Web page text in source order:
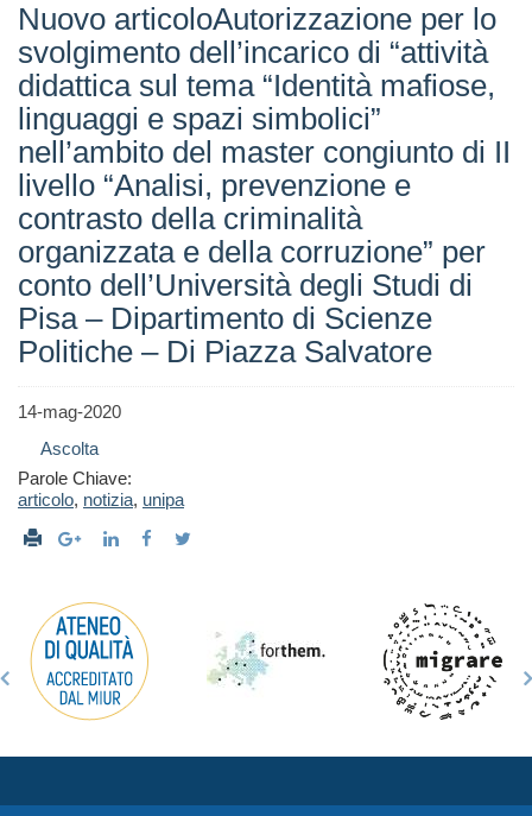
Nuovo articoloAutorizzazione per lo
svolgimento dell’incarico di “attività
didattica sul tema “Identità mafiose,
linguaggi e spazi simbolici”
nell’ambito del master congiunto di II
livello “Analisi, prevenzione e
contrasto della criminalità
organizzata e della corruzione” per
conto dell’Università degli Studi di
Pisa – Dipartimento di Scienze
Politiche – Di Piazza Salvatore
14-mag-2020
Ascolta
Parole Chiave:
articolo, notizia, unipa